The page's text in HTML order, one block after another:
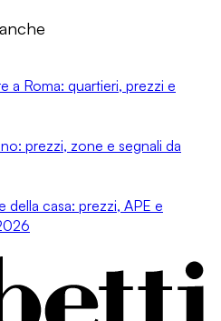
a Roma: quartieri, prezzi e
prezzi, zone e segnali da
della casa: prezzi, APE e